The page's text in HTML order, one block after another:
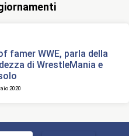
famer WWE, parla della
di WrestleMania e
2020